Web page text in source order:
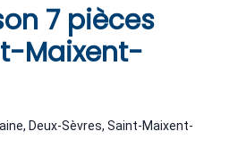
7 pièces
Maixent-
Deux-Sèvres, Saint-Maixent-